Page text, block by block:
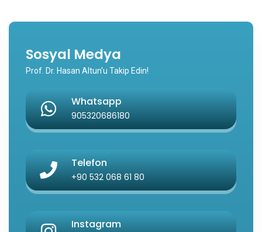
Sosyal Medya
Prof. Dr. Hasan Altun'u Takip Edin!
Whatsapp
905320686180
Telefon
+90 532 068 61 80
Instagram